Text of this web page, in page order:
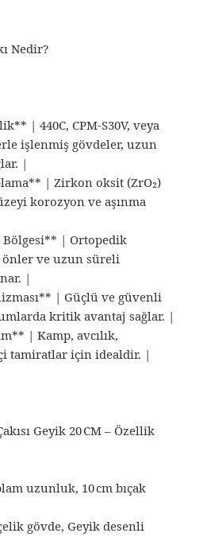
Nedir?
| 440C, CPM‑S30V, veya
işlenmiş gövdeler, uzun
|
| Zirkon oksit (ZrO₂)
korozyon ve aşınma
| Ortopedik
önler ve uzun süreli
|
| Güçlü ve güvenli
kritik avantaj sağlar. |
| Kamp, avcılık,
tamiratlar için idealdir. |
Geyik 20 CM – Özellik
uzunluk, 10 cm bıçak
gövde, Geyik desenli